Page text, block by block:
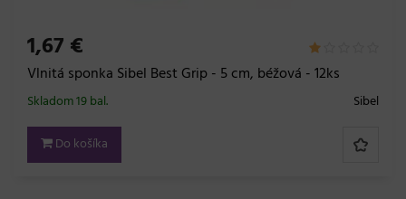
1,67 €
Vlnitá sponka Sibel Best Grip - 5 cm, béžová - 12ks
Sibel
Skladom 19 bal.
Do košíka